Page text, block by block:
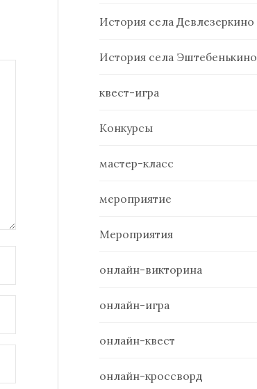
История села Девлезеркино
История села Эштебенькино
квест-игра
Конкурсы
мастер-класс
мероприятие
Мероприятия
онлайн-викторина
онлайн-игра
онлайн-квест
онлайн-кроссворд